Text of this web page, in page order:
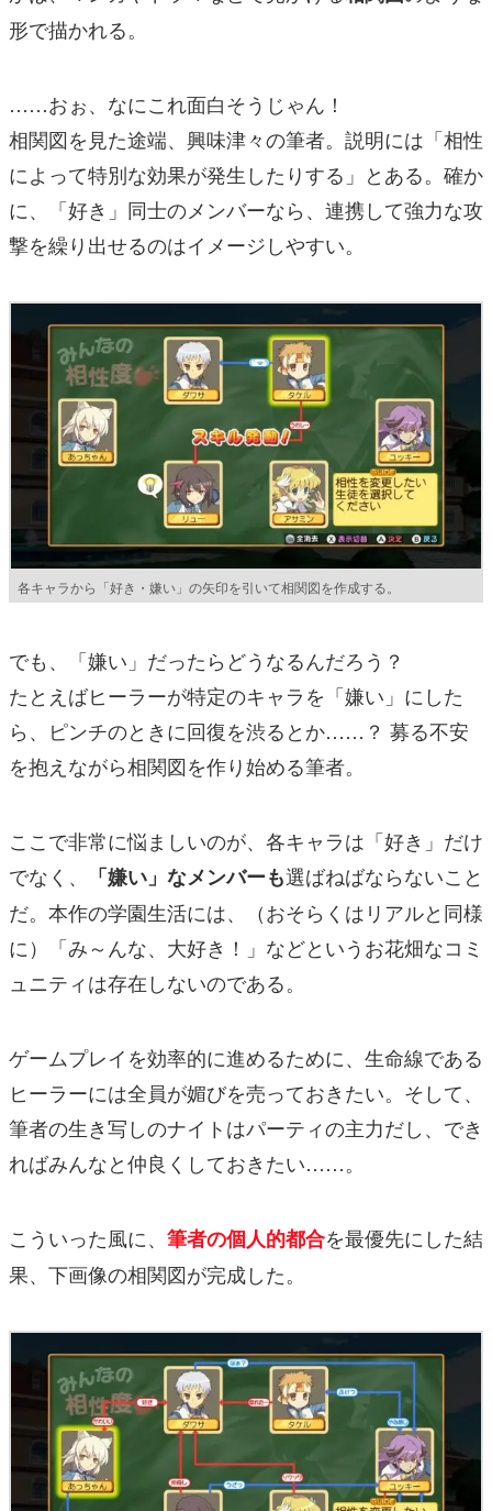
形で描かれる。
……おぉ、なにこれ面白そうじゃん！
相関図を見た途端、興味津々の筆者。説明には「相性
によって特別な効果が発生したりする」とある。確か
に、「好き」同士のメンバーなら、連携して強力な攻
撃を繰り出せるのはイメージしやすい。
各キャラから「好き・嫌い」の矢印を引いて相関図を作成する。
でも、「嫌い」だったらどうなるんだろう？
たとえばヒーラーが特定のキャラを「嫌い」にした
ら、ピンチのときに回復を渋るとか……？ 募る不安
を抱えながら相関図を作り始める筆者。
ここで非常に悩ましいのが、各キャラは「好き」だけ
でなく、
「嫌い」なメンバーも選ばねばならないこと
だ。本作の学園生活には、（おそらくはリアルと同様
に）「み～んな、大好き！」などというお花畑なコミ
ュニティは存在しないのである。
ゲームプレイを効率的に進めるために、生命線である
ヒーラーには全員が媚びを売っておきたい。そして、
筆者の生き写しのナイトはパーティの主力だし、でき
ればみんなと仲良くしておきたい……。
こういった風に、 筆者の個人的都合を最優先にした結
果、下画像の相関図が完成した。